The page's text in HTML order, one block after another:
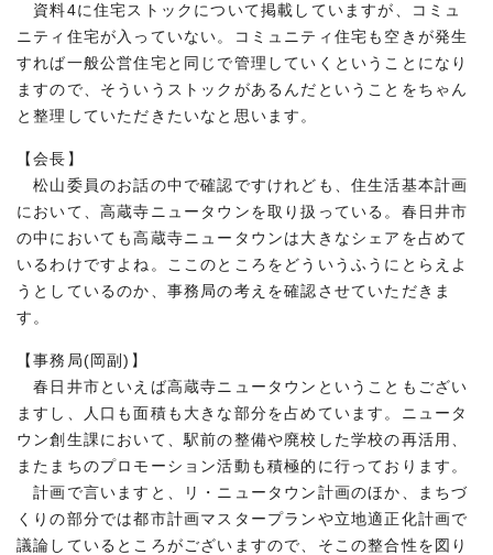
資料4に住宅ストックについて掲載していますが、コミュ
ニティ住宅が入っていない。コミュニティ住宅も空きが発生
すれば一般公営住宅と同じで管理していくということになり
ますので、そういうストックがあるんだということをちゃん
と整理していただきたいなと思います。
【会長】
松山委員のお話の中で確認ですけれども、住生活基本計画
において、高蔵寺ニュータウンを取り扱っている。春日井市
の中においても高蔵寺ニュータウンは大きなシェアを占めて
いるわけですよね。ここのところをどういうふうにとらえよ
うとしているのか、事務局の考えを確認させていただきま
す。
【事務局(岡副)】
春日井市といえば高蔵寺ニュータウンということもござい
ますし、人口も面積も大きな部分を占めています。ニュータ
ウン創生課において、駅前の整備や廃校した学校の再活用、
またまちのプロモーション活動も積極的に行っております。
計画で言いますと、リ・ニュータウン計画のほか、まちづ
くりの部分では都市計画マスタープランや立地適正化計画で
議論しているところがございますので、そこの整合性を図り